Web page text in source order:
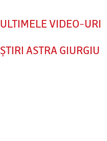
ULTIMELE VIDEO-URI
ȘTIRI ASTRA GIURGIU